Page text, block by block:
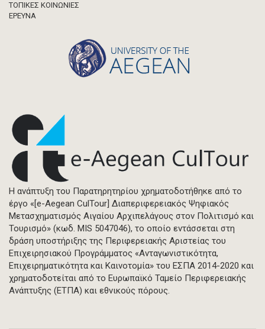
ΤΟΠΙΚΕΣ ΚΟΙΝΩΝΙΕΣ
ΈΡΕΥΝΑ
Η ανάπτυξη του Παρατηρητηρίου χρηματοδοτήθηκε από το
έργο «[e-Aegean CulTour] Διαπεριφερειακός Ψηφιακός
Μετασχηματισμός Αιγαίου Αρχιπελάγους στον Πολιτισμό και
Τουρισμό» (κωδ. MIS 5047046), το οποίο εντάσσεται στη
δράση υποστήριξης της Περιφερειακής Αριστείας του
Επιχειρησιακού Προγράμματος «Ανταγωνιστικότητα,
Επιχειρηματικότητα και Καινοτομία» του ΕΣΠΑ 2014-2020 και
χρηματοδοτείται από το Ευρωπαϊκό Ταμείο Περιφερειακής
Ανάπτυξης (ΕΤΠΑ) και εθνικούς πόρους.